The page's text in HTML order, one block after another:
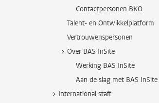
Contactpersonen BKO
Talent- en Ontwikkelplatform
Vertrouwenspersonen
Over BAS InSite
Werking BAS InSite
Aan de slag met BAS InSite
International staff